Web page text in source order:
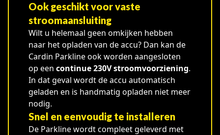
Ook geschikt voor vaste
stroomaansluiting
Wilt u helemaal geen omkijken hebben
naar het opladen van de accu? Dan kan de
Cardin Parkline ook worden aangesloten
op een continue 230V stroomvoorziening.
In dat geval wordt de accu automatisch
geladen en is handmatig opladen niet meer
nodig.
Snel en eenvoudig te installeren
De Parkline wordt compleet geleverd met